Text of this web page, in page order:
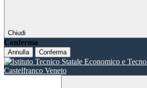
Chiudi
Conferma
Annulla Conferma